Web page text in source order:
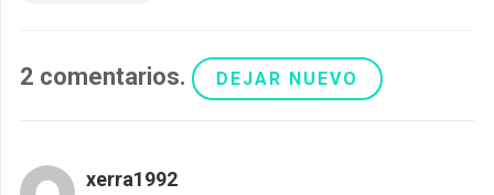
2 comentarios. DEJAR NUEVO
xerra1992